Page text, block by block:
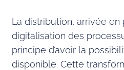
La distribution, arrivée
digitalisation des
principe d’avoir la
disponible. Cette